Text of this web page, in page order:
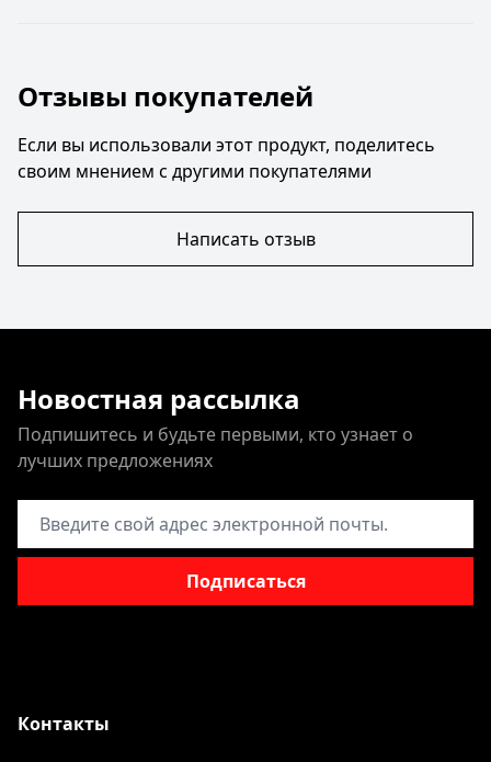
Отзывы покупателей
Если вы использовали этот продукт, поделитесь
своим мнением с другими покупателями
Написать отзыв
Новостная рассылка
Подпишитесь и будьте первыми, кто узнает о
лучших предложениях
Адрес электронной почты
Подписаться
Контакты